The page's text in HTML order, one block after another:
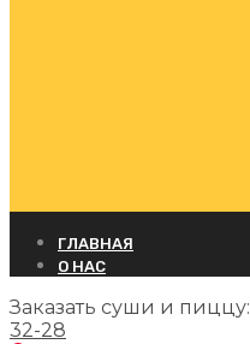
ГЛАВНАЯ
О НАС
Заказать суши и пиццу:
32-28